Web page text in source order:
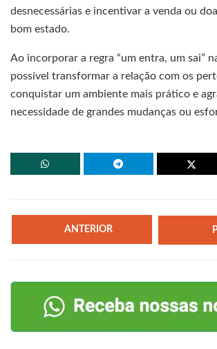
desnecessárias e incentivar a venda ou
bom estado.
Ao incorporar a regra “um entra, um sai”
possível transformar a relação com os
conquistar um ambiente mais prático e
necessidade de grandes mudanças ou
ANTERIOR